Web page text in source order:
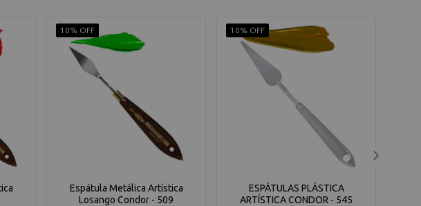
10% OFF
Espátula Metálica Artística
Losango Condor - 509
10% OFF
ESPÁTULAS PLÁSTICA
ARTÍSTICA CONDOR - 545